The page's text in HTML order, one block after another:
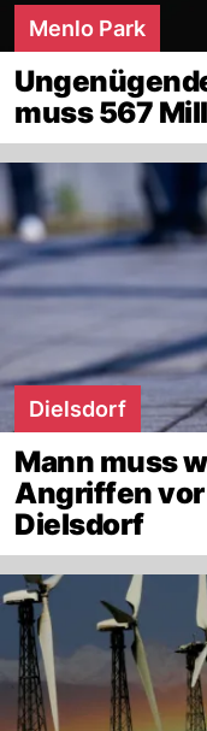
Menlo Park
muss 567
Dielsdorf
Mann muss
Angriffen
Dielsdorf